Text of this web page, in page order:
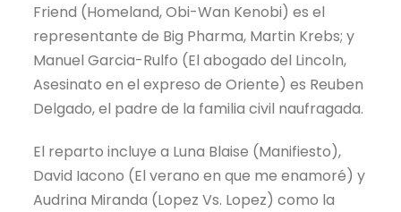
Friend (Homeland, Obi-Wan Kenobi) es el
representante de Big Pharma, Martin Krebs; y
Manuel Garcia-Rulfo (El abogado del Lincoln,
Asesinato en el expreso de Oriente) es Reuben
Delgado, el padre de la familia civil naufragada.
El reparto incluye a Luna Blaise (Manifiesto),
David Iacono (El verano en que me enamoré) y
Audrina Miranda (Lopez Vs. Lopez) como la